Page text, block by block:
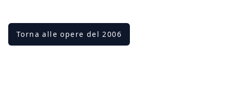
Torna alle opere del 2006